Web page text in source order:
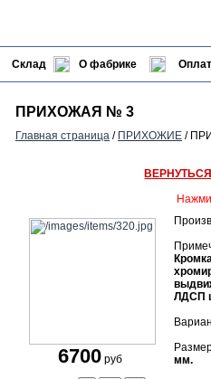
Склад О фабрике
ПРИХОЖАЯ № 3
Главная страница / ПРИХОЖИЕ /
6700 руб
ЛДСП
мм.